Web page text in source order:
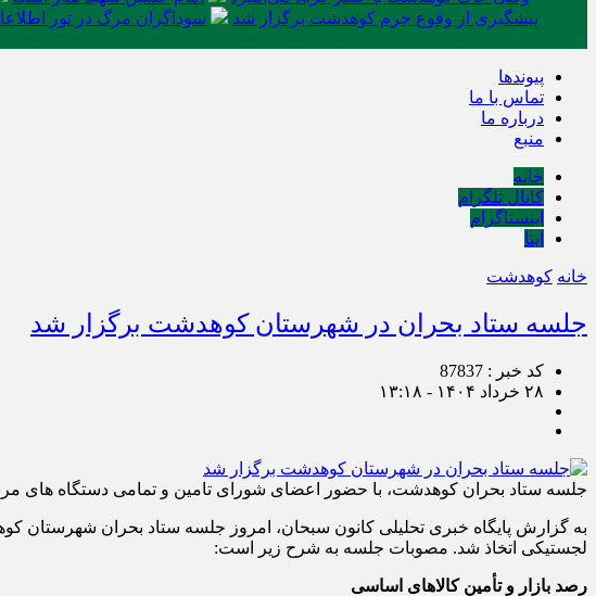
پیشگیری از وقوع جرم کوهدشت برگزار شد
سوداگران مرگ در تور
پیوندها
تماس با ما
درباره ما
منبع
خانه
کانال تلگرام
اینستاگرام
ایتا
خانه کوهدشت
جلسه ستاد بحران در شهرستان کوهدشت برگزار شد
کد خبر : 87837
۲۸ خرداد ۱۴۰۴ - ۱۳:۱۸
جلسه ستاد بحران کوهدشت، با حضور اعضای شورای تامین و تمامی دستگاه های
به گزارش پایگاه خبری تحلیلی کانون سبحان، امروز جلسه ستاد بحران
لجستیکی اتخاذ شد. مصوبات جلسه به شرح زیر است:
رصد بازار و تأمین کالاهای اساسی